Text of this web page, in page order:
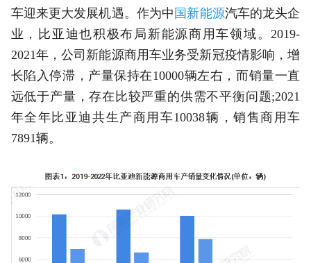
车迎来更大发展机遇。作为中 国新能源汽车的龙头企
业，比亚迪也积极布局新能源商用车领域。2019-
2021年，公司新能源商用车业务受新冠疫情影响，增
长陷入停滞，产量保持在10000辆左右，而销量一直
远低于产量，存在比较严重的供需不平衡问题;2021
年全年比亚迪共生产商用车10038辆，销售商用车
7891辆。